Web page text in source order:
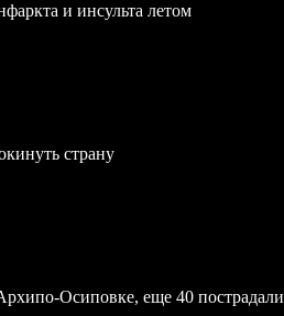
и инсульта летом
страну
Осиповке, еще 40 пострадали